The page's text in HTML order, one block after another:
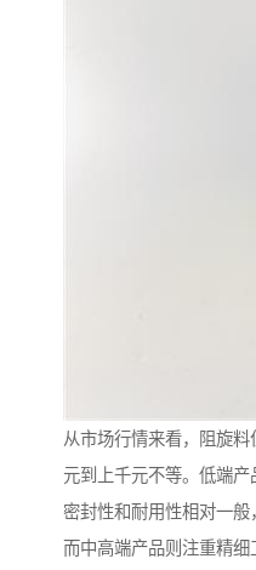
从市场行情来看，阻旋
元到上千元不等。低端产
密封性和耐用性相对一般
而中高端产品则注重精